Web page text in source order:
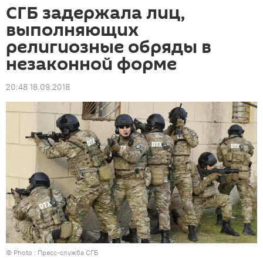
СГБ задержала лиц,
выполняющих
религиозные обряды в
незаконной форме
20:48 18.09.2018
© Photo : Пресс-служба СГБ